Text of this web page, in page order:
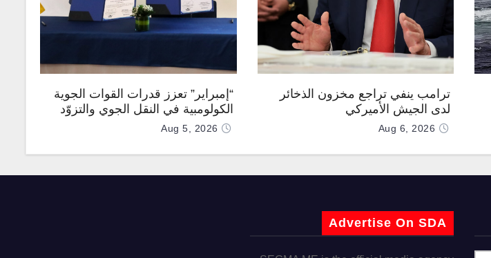
ترامب ينفي تراجع مخزون الذخائر
لدى الجيش الأميركي
Aug 6, 2026
“إمبراير” تعزز قدرات القوات الجوية
الكولومبية في النقل الجوي والتزوّد
بالوقود جوًا من خلال تزويدها بطائرتي
Aug 5, 2026
Advertise On SDA